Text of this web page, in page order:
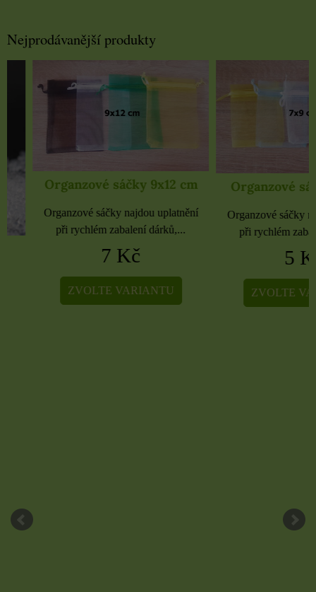
Nejprodávanější produkty
Organzové sáčky 9x12 cm
Organzové sáčky najdou uplatnění
při rychlém zabalení dárků,...
7 Kč
ZVOLTE VARIANTU
Organzové sáčky
Organzové sáčky
při rychlém zabalení
5 Kč
ZVOLTE